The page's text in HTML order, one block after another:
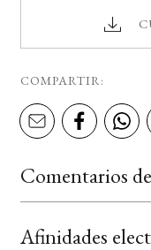
COMPARTIR:
Comentarios
Afinidades